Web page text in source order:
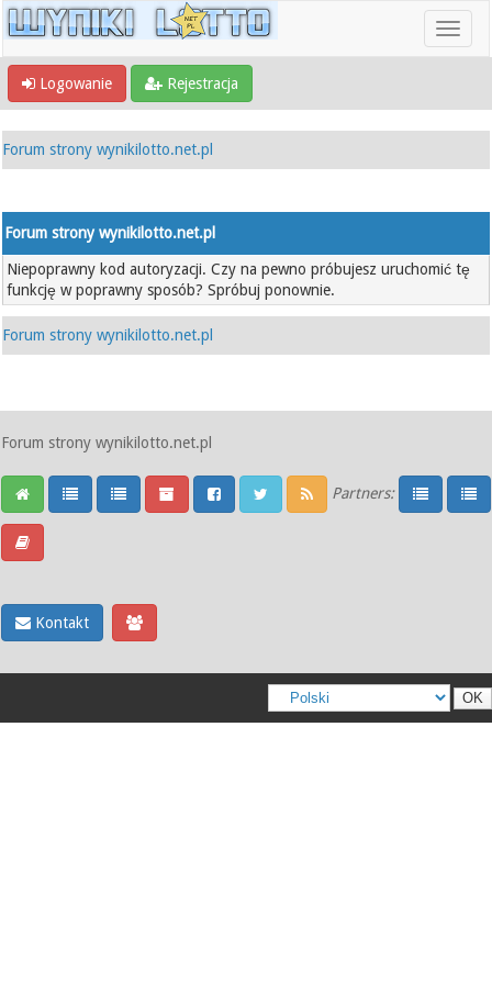
Logowanie Rejestracja
Forum strony wynikilotto.net.pl
Forum strony wynikilotto.net.pl
Niepoprawny kod autoryzacji. Czy na pewno próbujesz uruchomić tę
funkcję w poprawny sposób? Spróbuj ponownie.
Forum strony wynikilotto.net.pl
Forum strony wynikilotto.net.pl
Partners:
Kontakt